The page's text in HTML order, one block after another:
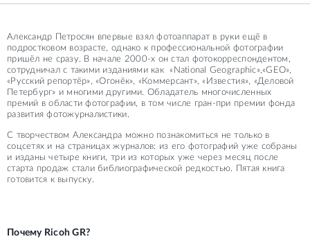
Александр Петросян впервые взял фотоаппарат в руки ещё в
подростковом возрасте, однако к профессиональной фотографии
пришёл не сразу. В начале 2000-х он стал фотокорреспондентом,
сотрудничал с такими изданиями как «National Geographic»,«GEO»,
«Русский репортёр», «Огонёк», «Коммерсант», «Известия», «Деловой
Петербург» и многими другими. Обладатель многочисленных
премий в области фотографии, в том числе гран-при премии фонда
развития фотожурналистики.
С творчеством Александра можно познакомиться не только в
соцсетях и на страницах журналов: из его фотографий уже собраны
и изданы четыре книги, три из которых уже через месяц после
старта продаж стали библиографической редкостью. Пятая книга
готовится к выпуску.
Почему Ricoh GR?